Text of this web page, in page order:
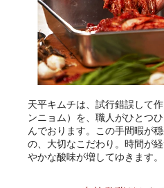
天平キムチは、試行錯誤して
ンニョム）を、職人がひとつ
んでおります。この手間暇が
の、大切なこだわり。時間が
やかな酸味が増してゆきます。